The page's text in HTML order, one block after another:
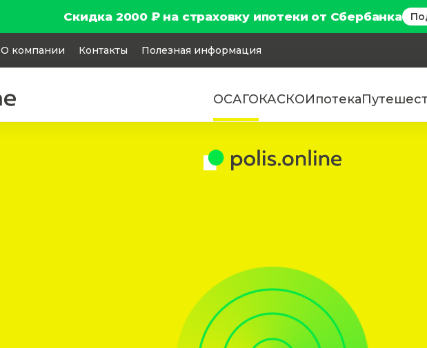
Скидка 2000 ₽ на страховку ипотеки от Сбербанка
О компании Контакты Полезная информация
ОСАГОКАСКОИпотека